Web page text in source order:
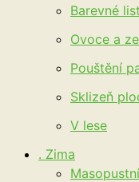
Barevné
Ovoce a
Pouštění
Sklizeň
V lese
. Zima